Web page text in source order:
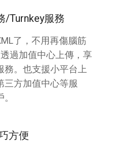
/Turnkey服務
了，不用再傷腦筋
過加值中心上傳，享
務。也支援小平台上
三方加值中心等服
方便